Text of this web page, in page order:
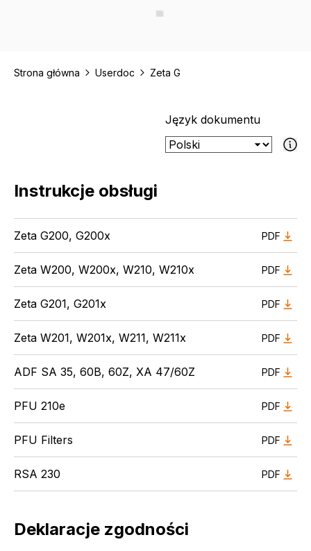
Strona główna Userdoc Zeta G
Język dokumentu
Jeśli
Instrukcje obsługi
Zeta G200, G200x PDF
Zeta W200, W200x, W210, W210x PDF
Zeta G201, G201x PDF
Zeta W201, W201x, W211, W211x PDF
ADF SA 35, 60B, 60Z, XA 47/60Z PDF
PFU 210e PDF
PFU Filters PDF
RSA 230 PDF
Deklaracje zgodności